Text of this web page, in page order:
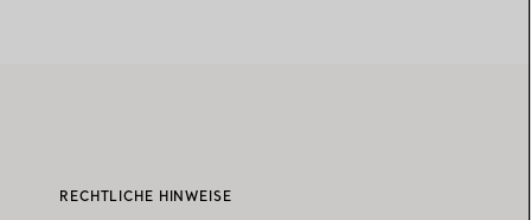
RECHTLICHE HINWEISE